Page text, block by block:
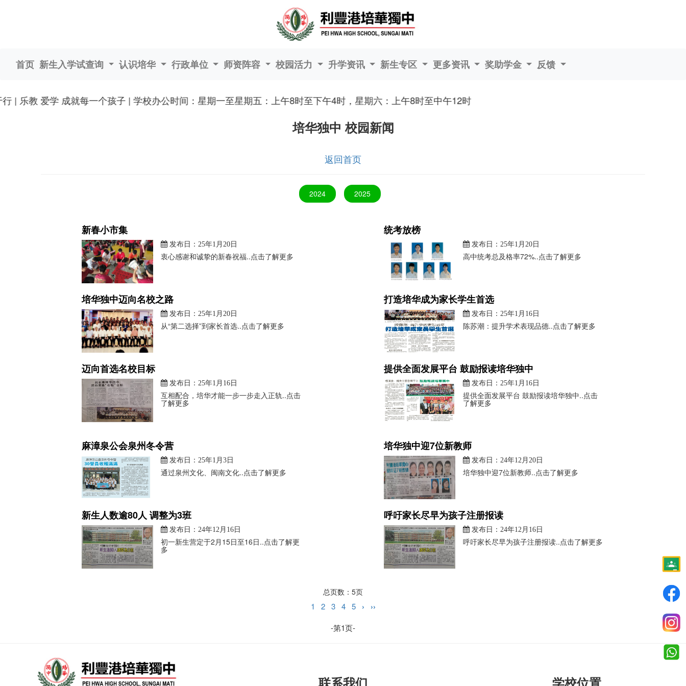
首页 新生入学试查询 认识培华 行政单位 师资阵容 校园活力 升学资讯 新生专区 更多资讯 奖助学金 反馈
乐教 爱学 成就每一个孩子 | 学校办公时间：星期一至星期五：上午8时至下午4时，星期六：上午8时至中午12时
培华独中 校园新闻
返回首页
2024 2025
新春小市集
发布日：25年1月20日
衷心感谢和诚挚的新春祝福..点击了解更多
统考放榜
发布日：25年1月20日
高中统考总及格率72%..点击了解更多
培华独中迈向名校之路
发布日：25年1月20日
从“第二选择”到家长首选..点击了解更多
打造培华成为家长学生首选
发布日：25年1月16日
陈苏潮：提升学术表现品德..点击了解更多
迈向首选名校目标
发布日：25年1月16日
互相配合，培华才能一步一步走入正轨..点击
了解更多
提供全面发展平台 鼓励报读培华独中
发布日：25年1月16日
提供全面发展平台 鼓励报读培华独中..点击
了解更多
麻漳泉公会泉州冬令营
发布日：25年1月3日
通过泉州文化、闽南文化..点击了解更多
培华独中迎7位新教师
发布日：24年12月20日
培华独中迎7位新教师..点击了解更多
新生人数逾80人 调整为3班
发布日：24年12月16日
初一新生营定于2月15日至16日..点击了解更
多
呼吁家长尽早为孩子注册报读
发布日：24年12月16日
呼吁家长尽早为孩子注册报读..点击了解更多
总页数：5页
1 2 3 4 5 › ››
-第1页-
联系我们 学校位置